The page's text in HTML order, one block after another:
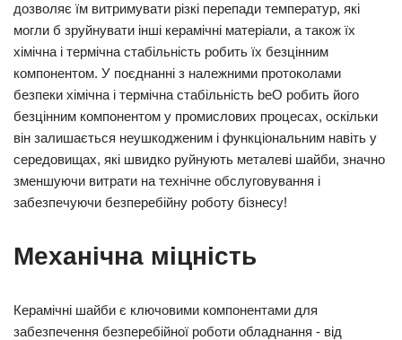
дозволяє їм витримувати різкі перепади температур, які
могли б зруйнувати інші керамічні матеріали, а також їх
хімічна і термічна стабільність робить їх безцінним
компонентом. У поєднанні з належними протоколами
безпеки хімічна і термічна стабільність beO робить його
безцінним компонентом у промислових процесах, оскільки
він залишається неушкодженим і функціональним навіть у
середовищах, які швидко руйнують металеві шайби, значно
зменшуючи витрати на технічне обслуговування і
забезпечуючи безперебійну роботу бізнесу!
Механічна міцність
Керамічні шайби є ключовими компонентами для
забезпечення безперебійної роботи обладнання - від